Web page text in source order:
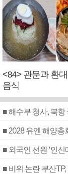
<84> 관문과 환
음식
■ 해수부 청사, 북
■ 2028 유엔 해양총
■ 외국인 선원 ‘인
■ 비위 논란 부산